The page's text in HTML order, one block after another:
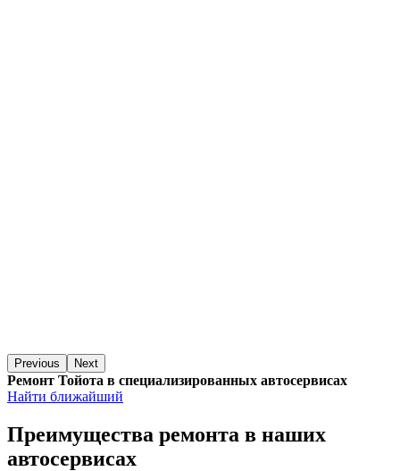
Previous Next
Ремонт Тойота в специализированных автосервисах
Найти ближайший
Преимущества ремонта в наших
автосервисах